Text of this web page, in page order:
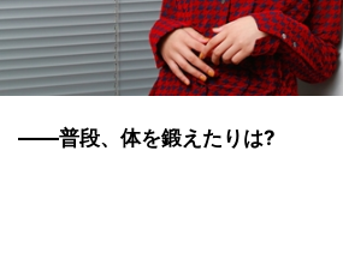
――普段、体を鍛えたりは?